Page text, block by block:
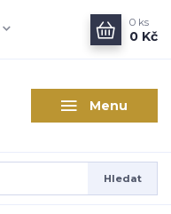
Menu
Hledat
0 ks
0 Kč